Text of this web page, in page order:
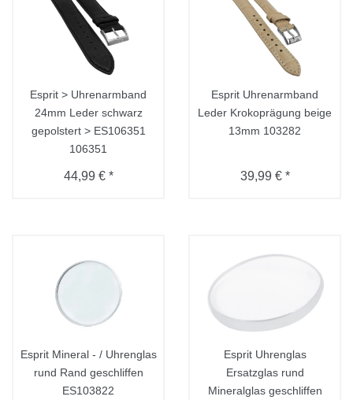
Esprit > Uhrenarmband
24mm Leder schwarz
gepolstert > ES106351
106351
44,99 € *
Esprit Uhrenarmband
Leder Krokoprägung beige
13mm 103282
39,99 € *
Esprit Mineral - / Uhrenglas
rund Rand geschliffen
ES103822
Esprit Uhrenglas
Ersatzglas rund
Mineralglas geschliffen